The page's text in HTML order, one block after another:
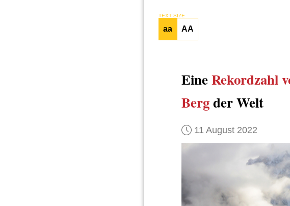
TEXT SIZE
aa AA
EineRekordzahl
Bergder Welt
11 August 2022